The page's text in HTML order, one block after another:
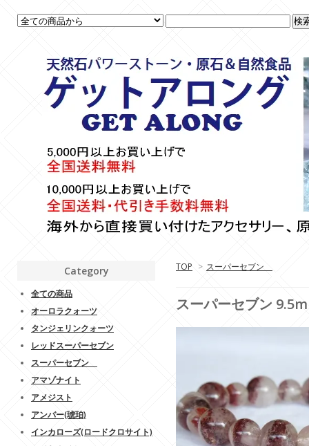
TOP > スーパーセブン
スーパーセブン
Category
全ての商品
オーロラクォーツ
タンジェリンクォーツ
レッドスーパーセブン
スーパーセブン
アマゾナイト
アメジスト
アンバー(琥珀)
インカローズ(ロードクロサイト)